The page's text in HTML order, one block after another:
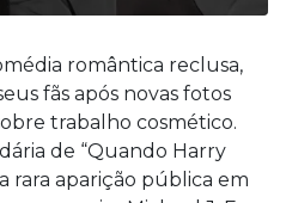
romântica reclusa,
fãs após novas fotos
trabalho cosmético.
de “Quando Harry
rara aparição pública em